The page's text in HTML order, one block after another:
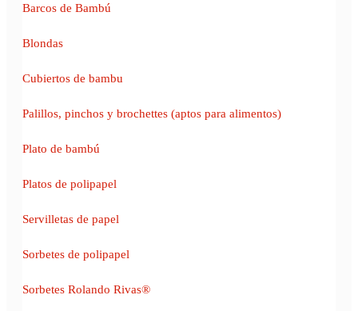
Barcos de Bambú
Blondas
Cubiertos de bambu
Palillos, pinchos y brochettes (aptos para alimentos)
Plato de bambú
Platos de polipapel
Servilletas de papel
Sorbetes de polipapel
Sorbetes Rolando Rivas®